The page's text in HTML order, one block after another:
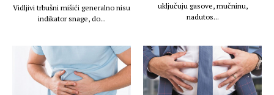
Vidljivi trbušni mišići generalno nisu
indikator snage, do...
uključuju gasove, mučninu,
nadutos...